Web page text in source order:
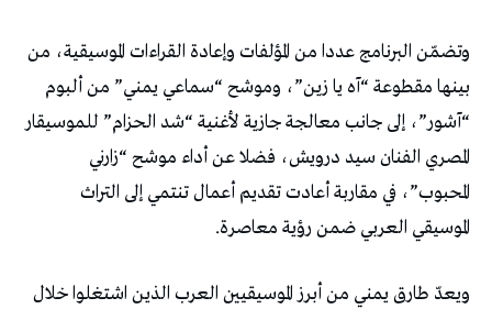
وتضمّن البرنامج عددا من المؤلفات وإعادة القراءات الموسيقية، من
بينها مقطوعة “آه يا زين”، وموشح “سماعي يمني” من ألبوم
“آشور”، إلى جانب معالجة جازية لأغنية “شد الحزام” للموسيقار
المصري الفنان سيد درويش، فضلا عن أداء موشح “زارني
المحبوب”، في مقاربة أعادت تقديم أعمال تنتمي إلى التراث
الموسيقي العربي ضمن رؤية معاصرة.
ويعدّ طارق يمني من أبرز الموسيقيين العرب الذين اشتغلوا خلال